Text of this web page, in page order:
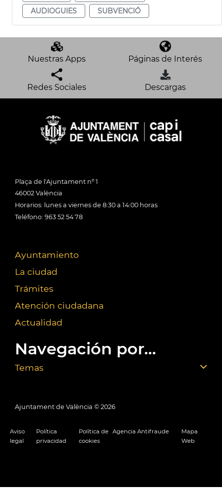
AUDIOGUIES
SUBVENCIÓ
Nuestras Apps Páginas de Interés
Redes Sociales Descargas
Plaça de l'Ajuntament nº 1
46002 València
Horarios: lunes a viernes de 8:30 a 14:00 horas
Teléfono: 963 52 54 78
Ayuntamiento
La ciudad
Trámites
Atención ciudadana
Actualidad
Navegación por...
Temas
Ajuntament de València © 2026
Aviso
legal
Política
privacidad
Política de
cookies
Agencia Antifraude
Mapa
Web